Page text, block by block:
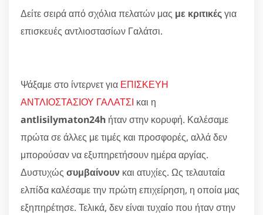
Δείτε σειρά από σχόλια πελατών μας με κριτικέςγια
επισκευές αντλιοστασίων Γαλάτσι.
Ψάξαμε στο ίντερνετ για ΕΠΙΣΚΕΥΗ
ΑΝΤΛΙΟΣΤΑΣΙΟΥ ΓΑΛΑΤΣΙ και η
antlisilymaton24h ήταν στην κορυφή. Καλέσαμε
πρώτα σε άλλες με τιμές και προσφορές, αλλά δεν
μπορούσαν να εξυπηρετήσουν ημέρα αργίας.
Δυστυχώς συμβαίνουν και ατυχίες. Ως τελαυταία
ελπίδα καλέσαμε την πρώτη επιχείρηση, η οποία μας
εξηπηρέτησε. Τελικά, δεν είναι τυχαίο που ήταν στην